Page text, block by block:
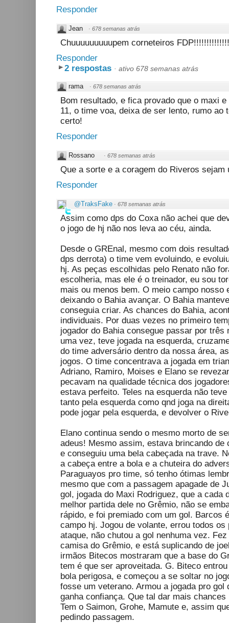
Responder
Jean · 678 semanas atrás
Chuuuuuuuuupem corneteiros
Responder
2 respostas · ativo 678 semanas atrás
rama · 678 semanas atrás
Bom resultado, e fica provado que o maxi
11, o time voa, deixa de ser lento, rumo ao
certo!
Responder
Rossano · 678 semanas atrás
Que a sorte e a coragem do Riveros sejam
Responder
@TraksFake · 678 semanas atrás
Assim como dps do Coxa não achei que
o jogo de hj não nos leva ao céu, ainda.
Desde o GREnal, mesmo com dois
dps derrota) o time vem evoluindo, e
hj. As peças escolhidas pelo Renato não
escolheria, mas ele é o treinador, eu sou
mais ou menos bem. O meio campo nosso
deixando o Bahia avançar. O Bahia
conseguia criar. As chances do Bahia,
individuais. Por duas vezes no primeiro
jogador do Bahia consegue passar por
uma vez, teve jogada na esquerda,
do time adversário dentro da nossa área,
jogos. O time concentrava a jogada em
Adriano, Ramiro, Moises e Elano se
pecavam na qualidade técnica dos
estava perfeito. Teles na esquerda não
tanto pela esquerda como qnd joga na
pode jogar pela esquerda, e devolver o
Elano continua sendo o mesmo morto de
adeus! Mesmo assim, estava brincando de
e conseguiu uma bela cabeçada na trave.
a cabeça entre a bola e a chuteira do
Paraguayos pro time, só tenho ótimas
mesmo que com a passagem apagade de
gol, jogada do Maxi Rodriguez, que a cada
melhor partida dele no Grêmio, não se
rápido, e foi premiado com um gol. Barcos
campo hj. Jogou de volante, errou todos
ataque, não chutou a gol nenhuma vez.
camisa do Grêmio, e está suplicando de
irmãos Bitecos mostraram que a base do
tem é que ser aproveitada. G. Biteco
bola perigosa, e começou a se soltar no
fosse um veterano. Armou a jogada pro gol
ganha confiança. Que tal dar mais
Tem o Saimon, Grohe, Mamute e, assim
pedindo passagem.